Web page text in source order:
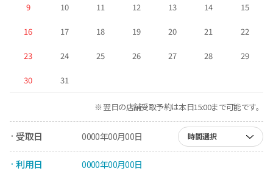
9 10 11 12 13 14 15
16 17 18 19 20 21 22
23 24 25 26 27 28 29
30 31
※ 翌日の店舗受取予約は本日15:00まで可能です。
· 受取日 0000年00月00日 時間選択
· 利用日 0000年00月00日